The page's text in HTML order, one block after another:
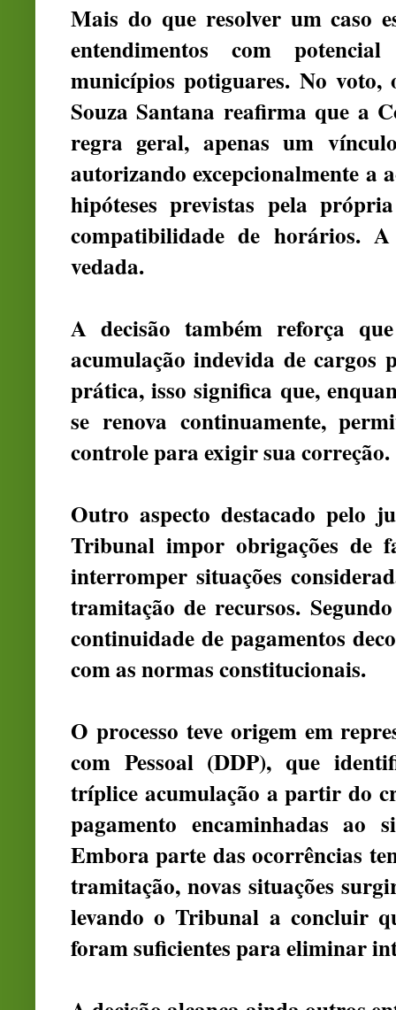
Mais do que resolver um caso
entendimentos com
municípios potiguares. No
Souza Santana reafirma que a
regra geral, apenas um
autorizando excepcionalmente a
hipóteses previstas pela
compatibilidade de horários.
vedada.
A decisão também reforça
acumulação indevida de cargos
prática, isso significa que,
se renova continuamente,
controle para exigir sua correção.
Outro aspecto destacado pelo
Tribunal impor obrigações de
interromper situações
tramitação de recursos.
continuidade de pagamentos
com as normas constitucionais.
O processo teve origem em
com Pessoal (DDP), que
tríplice acumulação a partir do
pagamento encaminhadas ao
Embora parte das ocorrências
tramitação, novas situações
levando o Tribunal a concluir
foram suficientes para eliminar